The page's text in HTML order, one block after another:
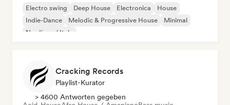
Electro swing Deep House Electronica
House
Indie-Dance
Melodic & Progressive House
Minimal
Nu-disco / Italo
Cracking Records
Playlist-Kurator
> 4600 Antworten gegeben